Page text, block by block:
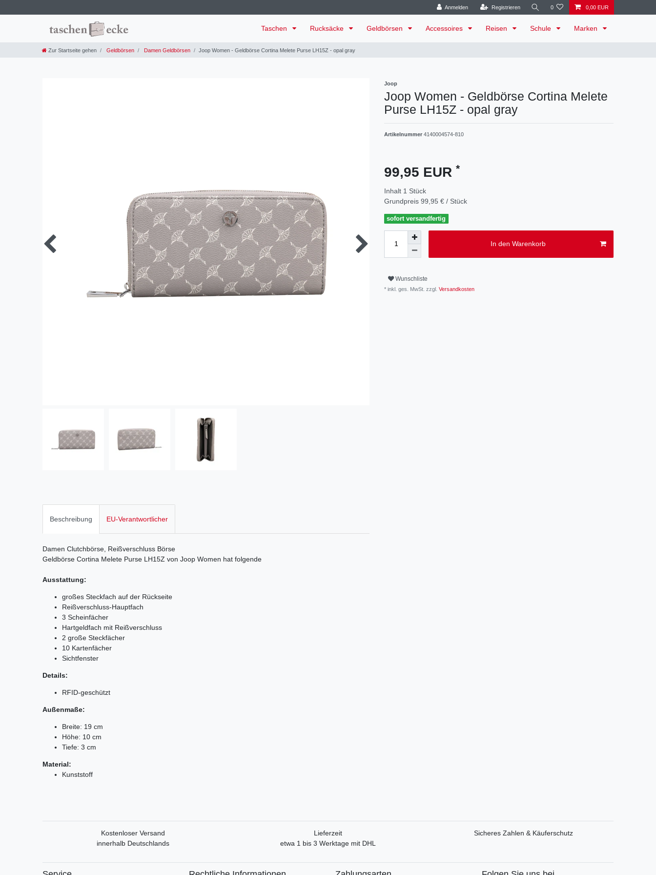
Anmelden Registrieren 0 0,00 EUR
Taschen Rucksäcke Geldbörsen Accessoires Reisen Schule Marken
Zur Startseite gehen Geldbörsen Damen Geldbörsen Joop Women - Geldbörse Cortina Melete Purse LH15Z - opal gray
Joop
Joop Women - Geldbörse Cortina Melete
Purse LH15Z - opal gray
Artikelnummer 4140004574-810
99,95 EUR *
Inhalt 1 Stück
Grundpreis 99,95 € / Stück
sofort versandfertig
In den Warenkorb
Wunschliste
* inkl. ges. MwSt. zzgl. Versandkosten
Beschreibung EU-Verantwortlicher
Damen Clutchbörse, Reißverschluss Börse
Geldbörse Cortina Melete Purse LH15Z von Joop Women hat folgende
Ausstattung:
großes Steckfach auf der Rückseite
Reißverschluss-Hauptfach
3 Scheinfächer
Hartgeldfach mit Reißverschluss
2 große Steckfächer
10 Kartenfächer
Sichtfenster
Details:
RFID-geschützt
Außenmaße:
Breite: 19 cm
Höhe: 10 cm
Tiefe: 3 cm
Material:
Kunststoff
Kostenloser Versand
innerhalb Deutschlands
Lieferzeit
etwa 1 bis 3 Werktage mit DHL
Sicheres Zahlen & Käuferschutz